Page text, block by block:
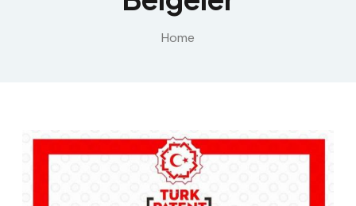
Home